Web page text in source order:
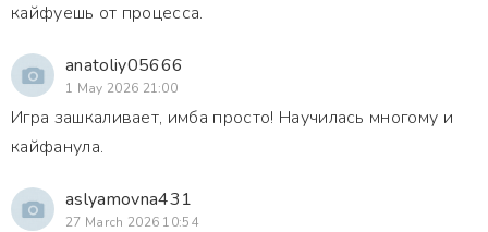
кайфуешь от процесса.
anatoliy05666
1 May 2026 21:00
Игра зашкаливает, имба просто! Научилась многому и
кайфанула.
aslyamovna431
27 March 2026 10:54